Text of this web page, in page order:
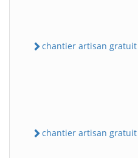
chantier artisan gratuit
chantier artisan gratuit